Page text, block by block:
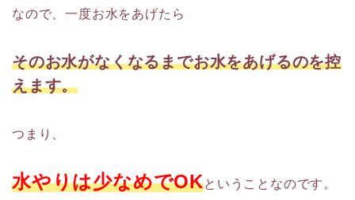
なので、一度お水をあげたら
そのお水がなくなるまでお水をあげるのを控
えます。
つまり、
水やりは少なめでOKということなのです。